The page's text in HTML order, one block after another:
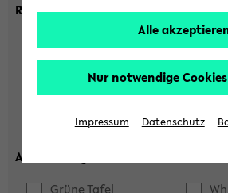
Raumkriterien:
max. Plätze:
Ausstattung:
Grüne Tafel
Alle
Nur notwendige
Impressum Datenschutz